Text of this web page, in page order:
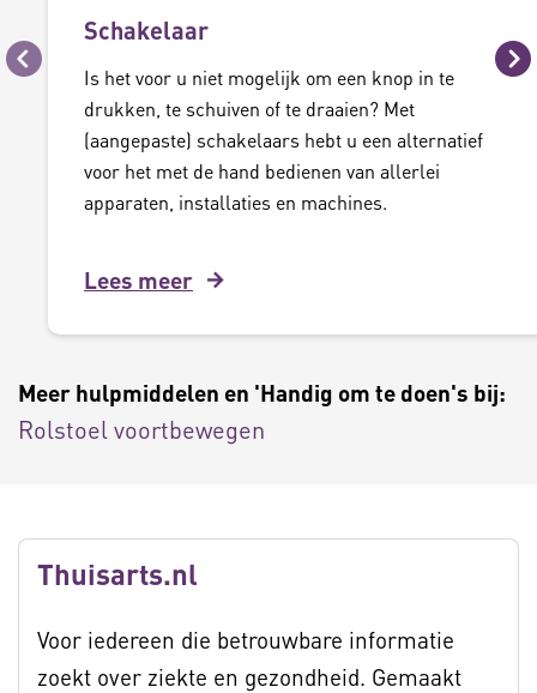
Vorige
Schakelaar
Is het voor u niet mogelijk om een knop in te
drukken, te schuiven of te draaien? Met
(aangepaste) schakelaars hebt u een alternatief
voor het met de hand bedienen van allerlei
apparaten, installaties en machines.
Lees meer
Meer hulpmiddelen en 'Handig om te doen's bij:
Rolstoel voortbewegen
Thuisarts.nl
Voor iedereen die betrouwbare informatie
zoekt over ziekte en gezondheid. Gemaakt